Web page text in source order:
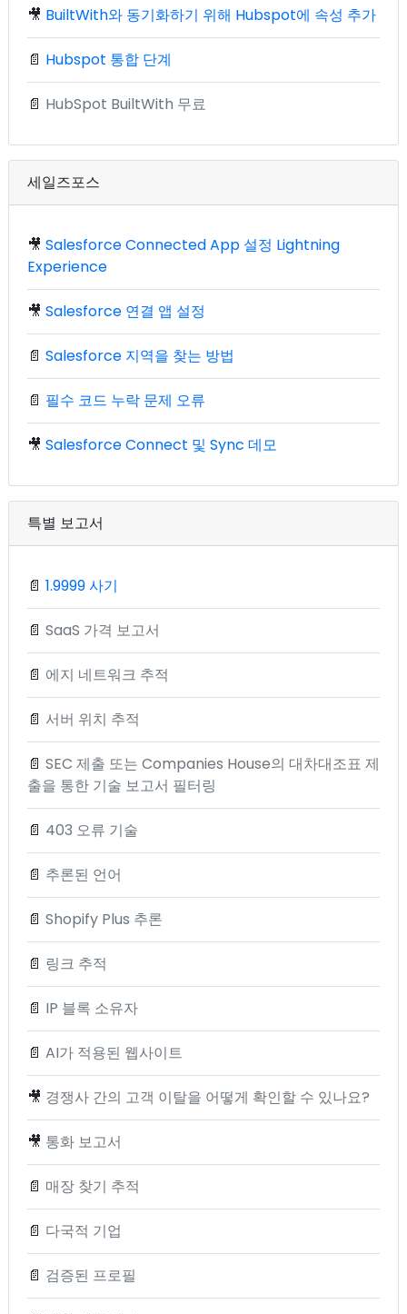
🎥 BuiltWith와 동기화하기 위해 Hubspot에 속성 추가
📄 Hubspot 통합 단계
📄 HubSpot BuiltWith 무료
세일즈포스
🎥 Salesforce Connected App 설정 Lightning
Experience
🎥 Salesforce 연결 앱 설정
📄 Salesforce 지역을 찾는 방법
📄 필수 코드 누락 문제 오류
🎥 Salesforce Connect 및 Sync 데모
특별 보고서
📄 1.9999 사기
📄 SaaS 가격 보고서
📄 에지 네트워크 추적
📄 서버 위치 추적
📄 SEC 제출 또는 Companies House의 대차대조표 제
출을 통한 기술 보고서 필터링
📄 403 오류 기술
📄 추론된 언어
📄 Shopify Plus 추론
📄 링크 추적
📄 IP 블록 소유자
📄 AI가 적용된 웹사이트
🎥 경쟁사 간의 고객 이탈을 어떻게 확인할 수 있나요?
🎥 통화 보고서
📄 매장 찾기 추적
📄 다국적 기업
📄 검증된 프로필